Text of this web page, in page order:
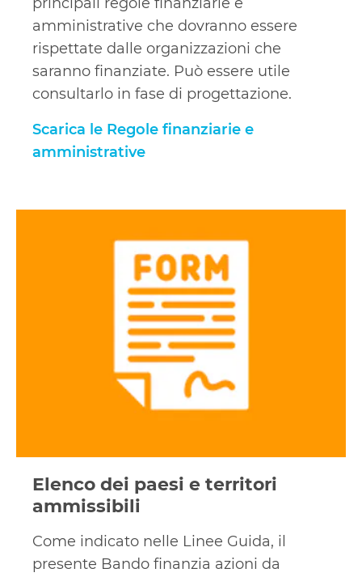
amministrative che dovranno essere
rispettate dalle organizzazioni che
saranno finanziate. Può essere utile
consultarlo in fase di progettazione.
Scarica le Regole finanziarie e
amministrative
Elenco dei paesi e territori
ammissibili
Come indicato nelle Linee Guida, il
presente Bando finanzia azioni da